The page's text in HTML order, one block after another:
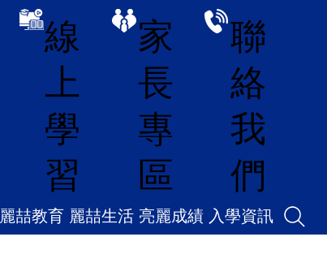
線
上
學
習
家
長
專
區
聯
絡
我
們
麗喆教育 麗喆生活 亮麗成績 入學資訊